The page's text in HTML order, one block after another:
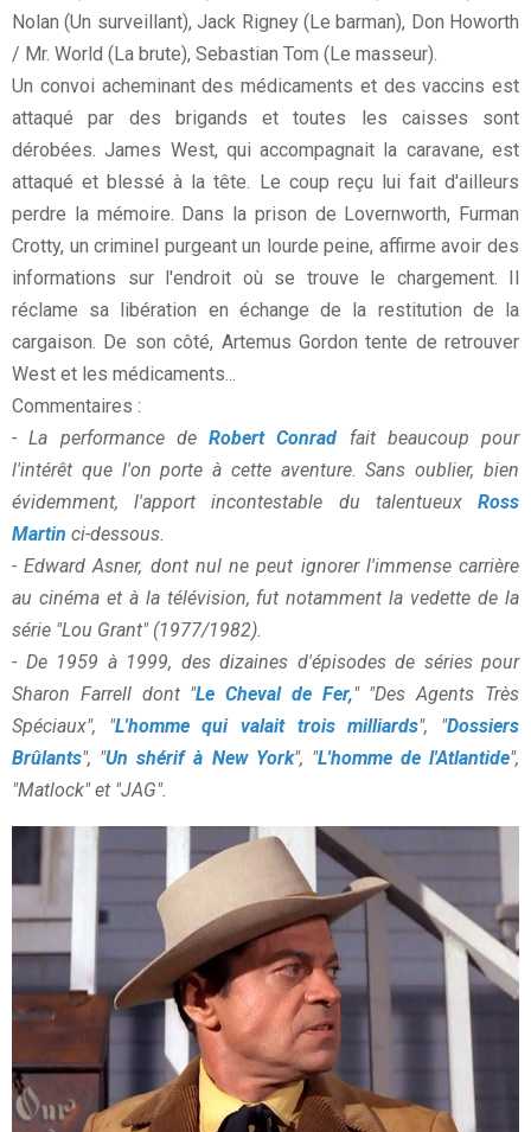
Nolan (Un surveillant), Jack Rigney (Le barman), Don Howorth
/ Mr. World (La brute), Sebastian Tom (Le masseur).
Un convoi acheminant des médicaments et des vaccins est
attaqué par des brigands et toutes les caisses sont
dérobées. James West, qui accompagnait la caravane, est
attaqué et blessé à la tête. Le coup reçu lui fait d'ailleurs
perdre la mémoire. Dans la prison de Lovernworth, Furman
Crotty, un criminel purgeant un lourde peine, affirme avoir des
informations sur l'endroit où se trouve le chargement. Il
réclame sa libération en échange de la restitution de la
cargaison. De son côté, Artemus Gordon tente de retrouver
West et les médicaments...
Commentaires :
- La performance de Robert Conrad fait beaucoup pour
l'intérêt que l'on porte à cette aventure. Sans oublier, bien
évidemment, l'apport incontestable du talentueux Ross
Martin ci-dessous.
- Edward Asner, dont nul ne peut ignorer l'immense carrière
au cinéma et à la télévision, fut notamment la vedette de la
série "Lou Grant" (1977/1982).
- De 1959 à 1999, des dizaines d'épisodes de séries pour
Sharon Farrell dont "Le Cheval de Fer," "Des Agents Très
Spéciaux", "L'homme qui valait trois milliards", "Dossiers
Brûlants", "Un shérif à New York", "L'homme de l'Atlantide",
"Matlock" et "JAG".